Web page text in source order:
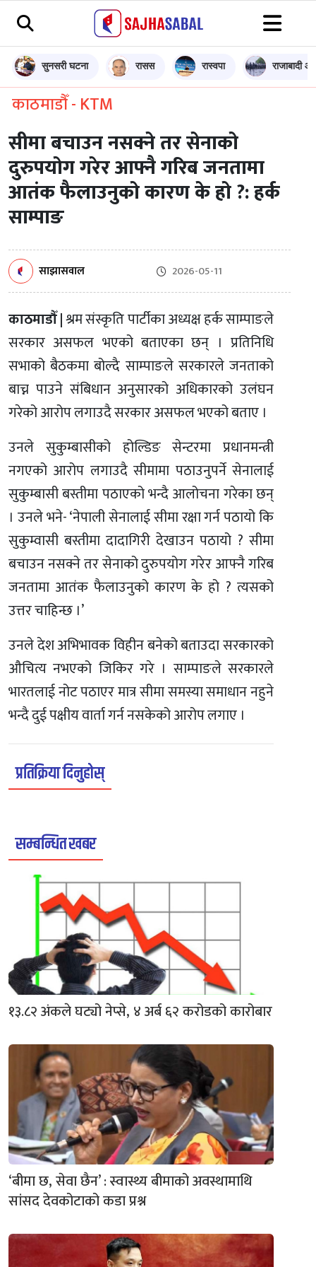
सुनसरी घटना रासस रास्वपा राजाबादी
काठमाडौँ - KTM
सीमा बचाउन नसक्ने तर सेनाको
दुरुपयोग गरेर आफ्नै गरिब जनतामा
आतंक फैलाउनुको कारण के हो ?: हर्क
साम्पाङ
साझासवाल 2026-05-11
काठमाडौँ |श्रम संस्कृति पार्टीका अध्यक्ष हर्क साम्पाङले
सरकार असफल भएको बताएका छन् । प्रतिनिधि
सभाको बैठकमा बोल्दै साम्पाङले सरकारले जनताको
बाच्न पाउने संबिधान अनुसारको अधिकारको उलंघन
गरेको आरोप लगाउदै सरकार असफल भएको बताए ।
उनले सुकुम्बासीको होल्डिङ सेन्टरमा प्रधानमन्त्री
नगएको आरोप लगाउदै सीमामा पठाउनुपर्ने सेनालाई
सुकुम्बासी बस्तीमा पठाएको भन्दै आलोचना गरेका छन्
। उनले भने- ‘नेपाली सेनालाई सीमा रक्षा गर्न पठायो कि
सुकुम्वासी बस्तीमा दादागिरी देखाउन पठायो ? सीमा
बचाउन नसक्ने तर सेनाको दुरुपयोग गरेर आफ्नै गरिब
जनतामा आतंक फैलाउनुको कारण के हो ? त्यसको
उत्तर चाहिन्छ ।’
उनले देश अभिभावक विहीन बनेको बताउदा सरकारको
औचित्य नभएको जिकिर गरे । साम्पाङले सरकारले
भारतलाई नोट पठाएर मात्र सीमा समस्या समाधान नहुने
भन्दै दुई पक्षीय वार्ता गर्न नसकेको आरोप लगाए ।
प्रतिक्रिया दिनुहोस्
सम्बन्धित खबर
१३.८२ अंकले घट्यो नेप्से, ४ अर्ब ६२ करोडको कारोबार
‘बीमा छ, सेवा छैन’ : स्वास्थ्य बीमाको अवस्थामाथि
सांसद देवकोटाको कडा प्रश्न